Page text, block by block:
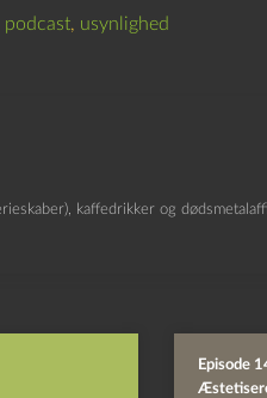
podcast, usynlighed
kaffedrikker og
Episode